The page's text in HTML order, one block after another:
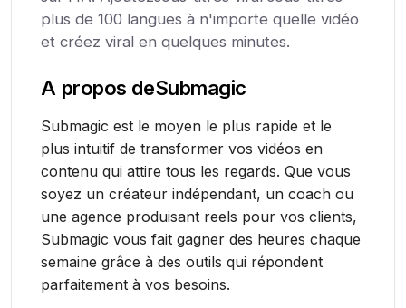
plus de 100 langues à n'importe quelle vidéo
et créez viral en quelques minutes.
A propos deSubmagic
Submagic est le moyen le plus rapide et le
plus intuitif de transformer vos vidéos en
contenu qui attire tous les regards. Que vous
soyez un créateur indépendant, un coach ou
une agence produisant reels pour vos clients,
Submagic vous fait gagner des heures chaque
semaine grâce à des outils qui répondent
parfaitement à vos besoins.